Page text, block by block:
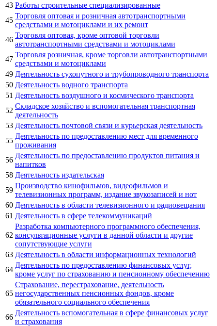
43 Работы строительные специализированные
45
Торговля оптовая и розничная автотранспортными
средствами и мотоциклами и их ремонт
46
Торговля оптовая, кроме оптовой торговли
автотранспортными средствами и мотоциклами
47
Торговля розничная, кроме торговли автотранспортными
средствами и мотоциклами
49 Деятельность сухопутного и трубопроводного транспорта
50 Деятельность водного транспорта
51 Деятельность воздушного и космического транспорта
52
Складское хозяйство и вспомогательная транспортная
деятельность
53 Деятельность почтовой связи и курьерская деятельность
55
Деятельность по предоставлению мест для временного
проживания
56
Деятельность по предоставлению продуктов питания и
напитков
58 Деятельность издательская
59
Производство кинофильмов, видеофильмов и
телевизионных программ, издание звукозаписей и нот
60 Деятельность в области телевизионного и радиовещания
61 Деятельность в сфере телекоммуникаций
62
Разработка компьютерного программного обеспечения,
консультационные услуги в данной области и другие
сопутствующие услуги
63 Деятельность в области информационных технологий
64
Деятельность по предоставлению финансовых услуг,
кроме услуг по страхованию и пенсионному обеспечению
65
Страхование, перестрахование, деятельность
негосударственных пенсионных фондов, кроме
обязательного социального обеспечения
66
Деятельность вспомогательная в сфере финансовых услуг
и страхования